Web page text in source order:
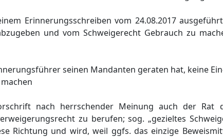
Erinnerungsschreiben vom 24.08.2017
und vom Schweigerecht Gebrauch zu
seinen Mandanten geraten hat, keine
nach herrschender Meinung auch der Rat
zu berufen; sog. „gezieltes
Richtung und wird, weil ggfs. das einzige